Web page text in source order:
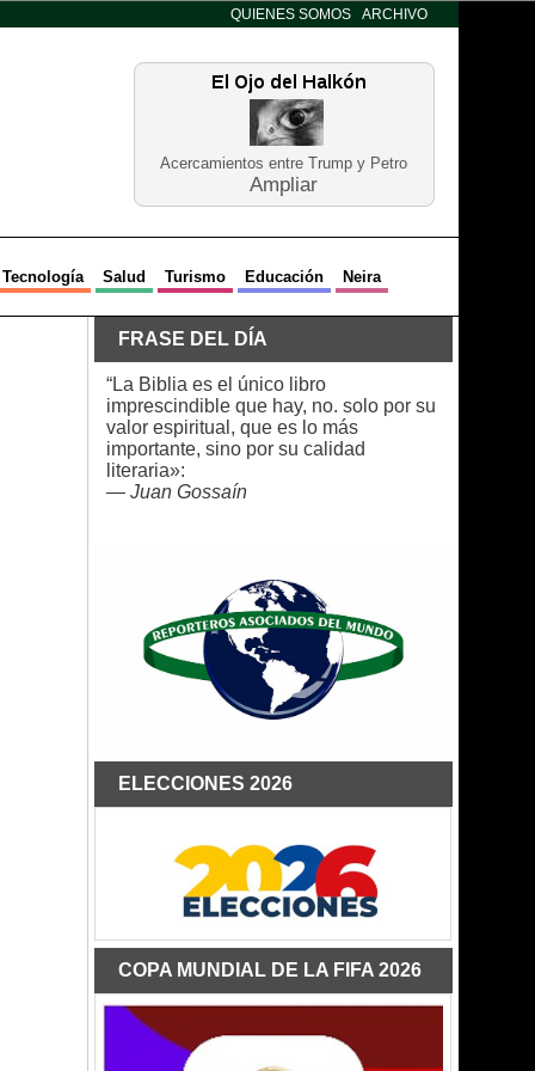
QUIENES SOMOS ARCHIVO
Acercamientos entre Trump y Petro
Ampliar
Tecnología Salud Turismo Educación Neira
FRASE DEL DÍA
“La Biblia es el único libro
imprescindible que hay, no. solo por su
valor espiritual, que es lo más
importante, sino por su calidad
literaria»:
— Juan Gossaín
ELECCIONES 2026
COPA MUNDIAL DE LA FIFA 2026